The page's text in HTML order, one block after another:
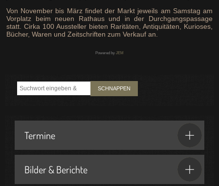
Von November bis März findet der Markt jeweils am Samstag am
Vorplatz beim neuen Rathaus und in der Durchgangspassage
statt. Cirka 100 Aussteller bieten Raritäten, Antiquitäten, Kurioses,
Bücher, Waren und Zeitschriften zum Verkauf an.
Powered by JEM
SCHNAPPEN
Termine
Bilder & Berichte